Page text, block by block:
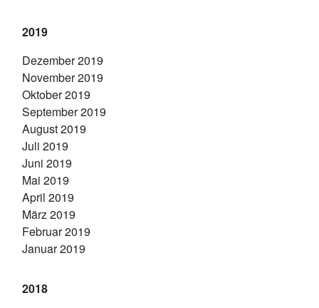
2019
Dezember 2019
November 2019
Oktober 2019
September 2019
August 2019
Juli 2019
Juni 2019
Mai 2019
April 2019
März 2019
Februar 2019
Januar 2019
2018